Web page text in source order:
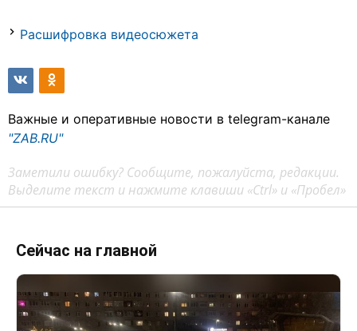
Расшифровка видеосюжета
Важные и оперативные новости в telegram-канале
"ZAB.RU"
Заметили ошибку? Сообщите, пожалуйста, редакции.
Выделите текст и нажмите клавиши «Ctrl» и «Пробел»
Сейчас на главной